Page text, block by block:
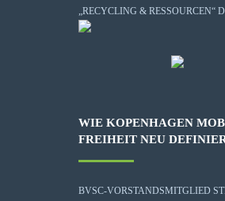
„RECYCLING & RESSOURCEN“
WIE KOPENHAGEN
FREIHEIT NEU
BVSC-VORSTANDSMITGLIED